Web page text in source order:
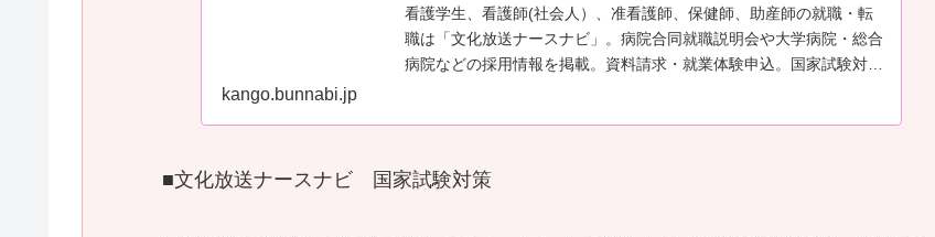
看護学生、看護師(社会人）、准看護師、保健師、助産師の就職・転
職は「文化放送ナースナビ」。病院合同就職説明会や大学病院・総合
病院などの採用情報を掲載。資料請求・就業体験申込。国家試験対策
kango.bunnabi.jp
■文化放送ナースナビ 国家試験対策